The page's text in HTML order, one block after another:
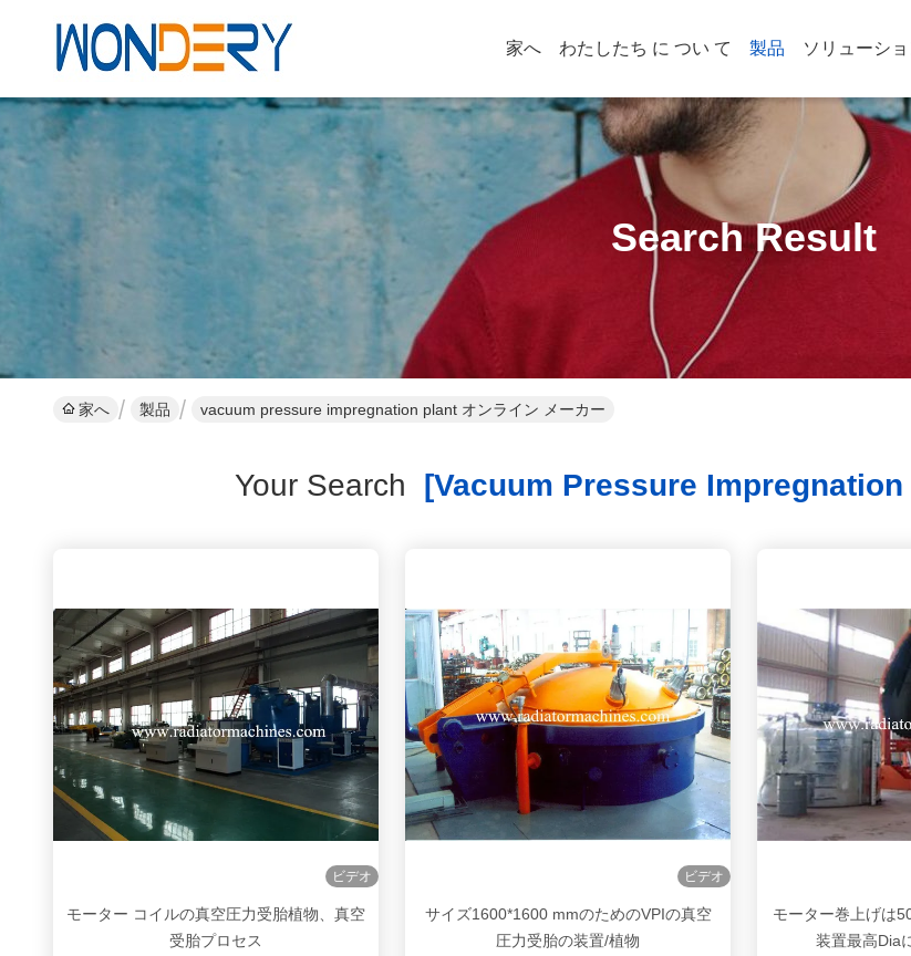
家へ わたしたち に つい て 製品 ソリューシ
Search Result
家へ 製品 vacuum pressure impregnation plant オンライン メーカー
Your Search [vacuum Pressure Impregnation
ビデオ
モーター コイルの真空圧力受胎植物、真空
受胎プロセス
ビデオ
サイズ1600*1600 mmのためのVPIの真空
圧力受胎の装置/植物
モーター巻上げは
装置最高Dia